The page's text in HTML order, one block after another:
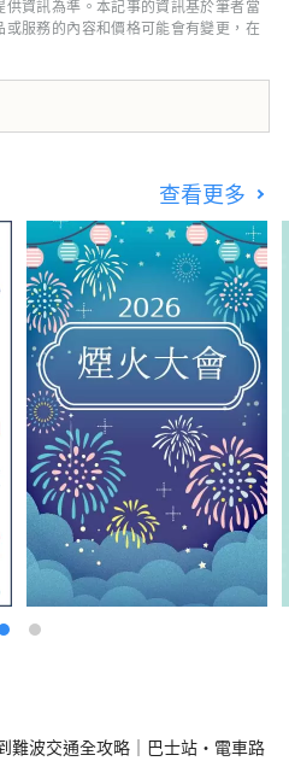
資訊為準。本記事的資訊基於筆者當
服務的內容和價格可能會有變更，在
查看更多
難波交通全攻略｜巴士站・電車路